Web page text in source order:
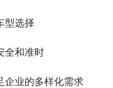
选择
和准时
业的多样化需求